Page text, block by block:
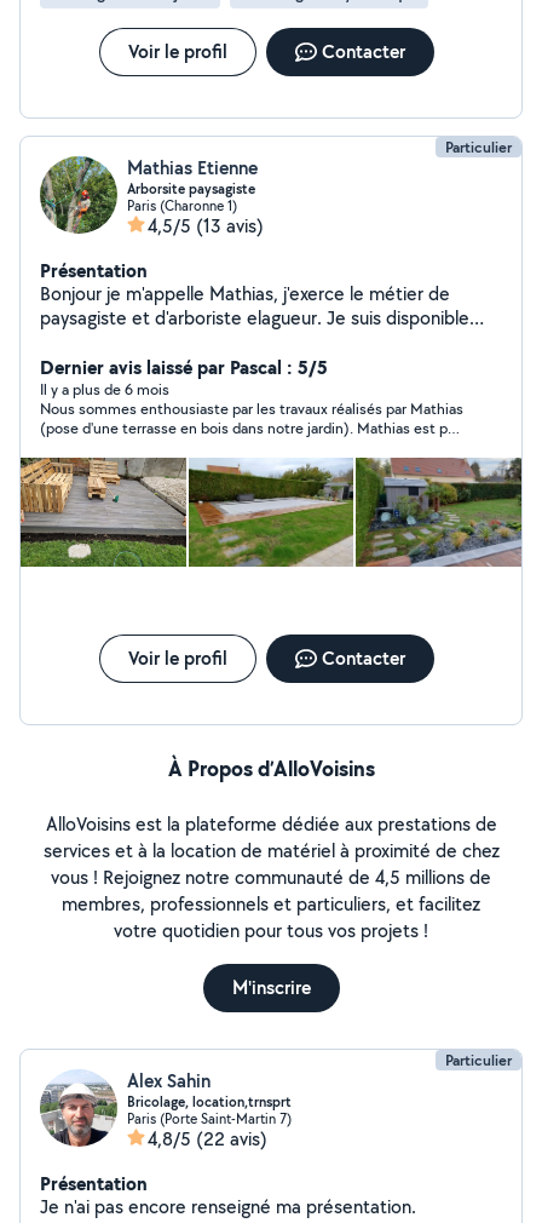
aménagement adapté à vos besoins.
Voir le profil Contacter
Particulier
Mathias Etienne
Arborsite paysagiste
Paris (Charonne 1)
4,5/5 (13 avis)
Présentation
Bonjour je m'appelle Mathias, j'exerce le métier de
paysagiste et d'arboriste elagueur. Je suis disponible
ou abattage. Pour plus d'informations me concernant
n'hésitez pas à me contacter.
Dernier avis laissé par Pascal : 5/5
Il y a plus de 6 mois
Nous sommes enthousiaste par les travaux réalisés par Mathias
(pose d'une terrasse en bois dans notre jardin). Mathias est par
recommandons vivement !
Voir le profil Contacter
À Propos d’AlloVoisins
AlloVoisins est la plateforme dédiée aux prestations de
services et à la location de matériel à proximité de chez
vous ! Rejoignez notre communauté de 4,5 millions de
membres, professionnels et particuliers, et facilitez
votre quotidien pour tous vos projets !
M'inscrire
Particulier
Alex Sahin
Bricolage, location,trnsprt
Paris (Porte Saint-Martin 7)
4,8/5 (22 avis)
Présentation
Je n'ai pas encore renseigné ma présentation.